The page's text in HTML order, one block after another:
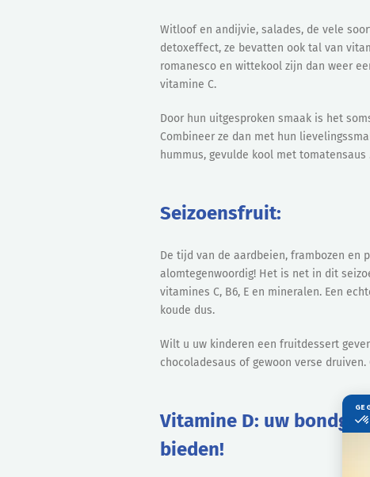
Witloof en andijvie, salades, de vele
detoxeffect, ze bevatten ook tal van
romanesco en wittekool zijn dan weer
vitamine C.
Door hun uitgesproken smaak is het
Combineer ze dan met hun
hummus, gevulde kool met tomatensaus
Seizoensfruit:
De tijd van de aardbeien, frambozen en
alomtegenwoordig! Het is net in dit
vitamines C, B6, E en mineralen. Een
koude dus.
Wilt u uw kinderen een fruitdessert
chocoladesaus of gewoon verse druiven.
Vitamine D: uw
bieden!